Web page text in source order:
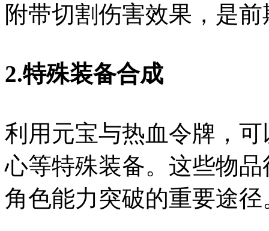
附带切割伤害效果，是
2.特殊装备合成
利用元宝与热血令牌，
心等特殊装备。这些物
角色能力突破的重要途径